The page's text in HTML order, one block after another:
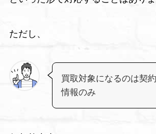
ただし、
買取対象になるのは契
情報のみ